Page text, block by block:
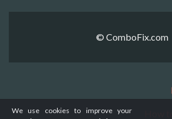
© ComboFix.com
How
We use cookies to improve your